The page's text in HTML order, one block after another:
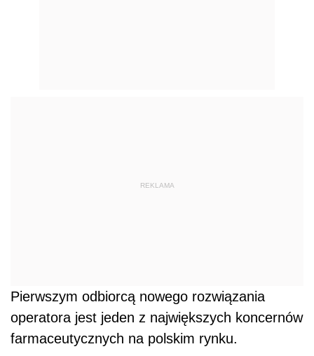
REKLAMA
Pierwszym odbiorcą nowego rozwiązania
operatora jest jeden z największych koncernów
farmaceutycznych na polskim rynku.